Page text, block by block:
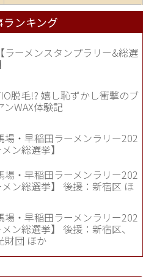
ンキング
ラーメンスタンプラリー&総選
脱毛!? 嬉し恥ずかし衝撃のブ
ンWAX体験記
場・早稲田ラーメンラリー202
ン総選挙】
場・早稲田ラーメンラリー202
ン総選挙】 後援：新宿区 ほ
場・早稲田ラーメンラリー202
ン総選挙】 後援：新宿区、
財団 ほか